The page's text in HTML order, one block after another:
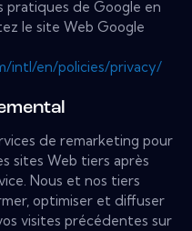
pratiques de Google en
le site Web Google
intl/en/policies/privacy/
de remarketing pour
sites Web tiers après
Nous et nos tiers
optimiser et diffuser
visites précédentes sur